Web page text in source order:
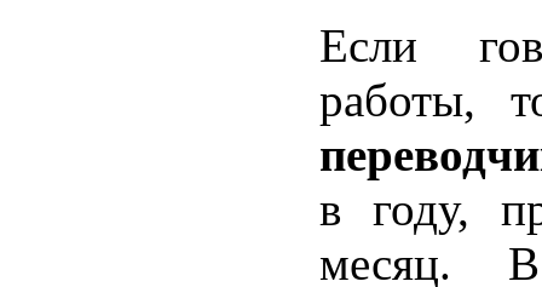
Если
работы,
в году,
месяц. В